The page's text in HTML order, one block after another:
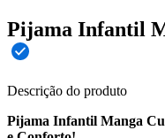
Pijama Infantil
Descrição do produto
Pijama Infantil Manga